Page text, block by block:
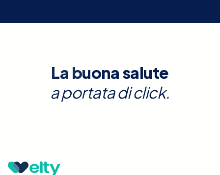
La buona salute
a portata di click.